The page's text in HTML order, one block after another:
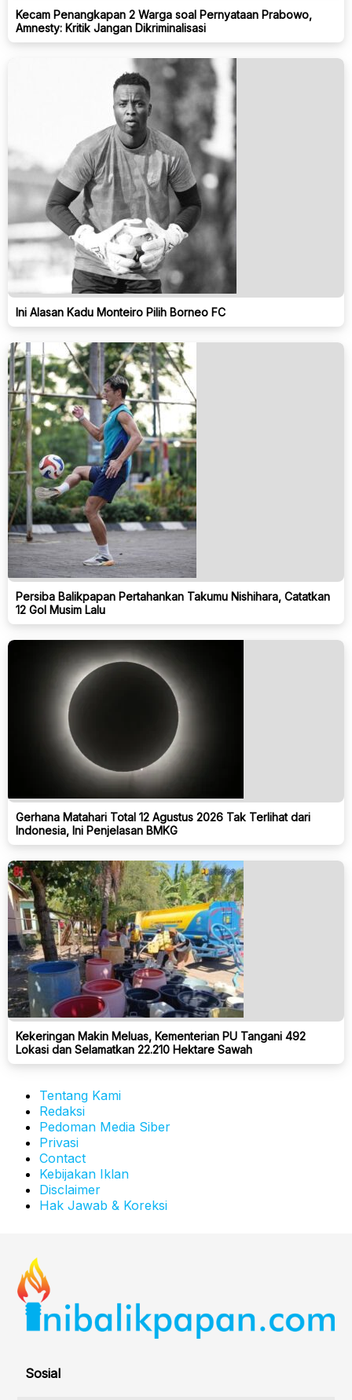
Kecam Penangkapan 2 Warga soal Pernyataan Prabowo,
Amnesty: Kritik Jangan Dikriminalisasi
Ini Alasan Kadu Monteiro Pilih Borneo FC
Persiba Balikpapan Pertahankan Takumu Nishihara, Catatkan
12 Gol Musim Lalu
Gerhana Matahari Total 12 Agustus 2026 Tak Terlihat dari
Indonesia, Ini Penjelasan BMKG
Kekeringan Makin Meluas, Kementerian PU Tangani 492
Lokasi dan Selamatkan 22.210 Hektare Sawah
Tentang Kami
Redaksi
Pedoman Media Siber
Privasi
Contact
Kebijakan Iklan
Disclaimer
Hak Jawab & Koreksi
Sosial